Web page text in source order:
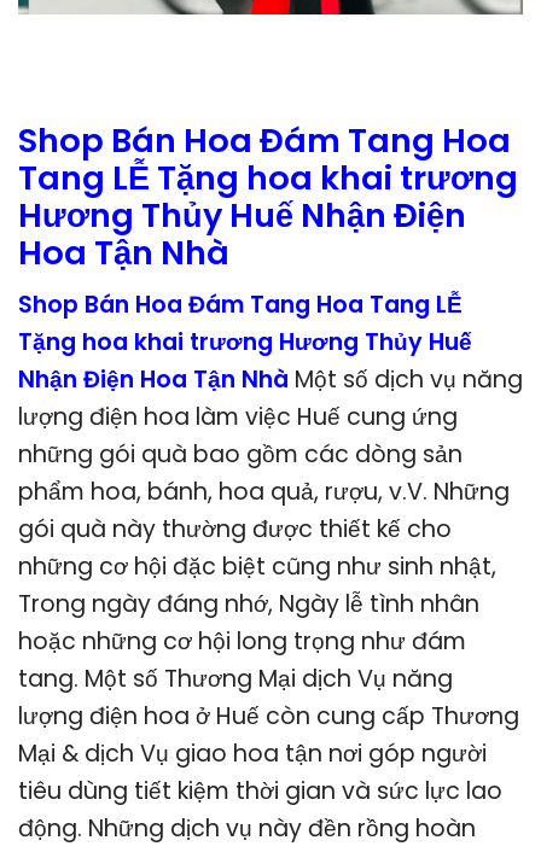
Shop Bán Hoa Đám Tang Hoa
Tang LỄ Tặng hoa khai trương
Hương Thủy Huế Nhận Điện
Hoa Tận Nhà
Shop Bán Hoa Đám Tang Hoa Tang LỄ
Tặng hoa khai trương Hương Thủy Huế
Nhận Điện Hoa Tận Nhà Một số dịch vụ năng
lượng điện hoa làm việc Huế cung ứng
những gói quà bao gồm các dòng sản
phẩm hoa, bánh, hoa quả, rượu, v.V. Những
gói quà này thường được thiết kế cho
những cơ hội đặc biệt cũng như sinh nhật,
Trong ngày đáng nhớ, Ngày lễ tình nhân
hoặc những cơ hội long trọng như đám
tang. Một số Thương Mại dịch Vụ năng
lượng điện hoa ở Huế còn cung cấp Thương
Mại & dịch Vụ giao hoa tận nơi góp người
tiêu dùng tiết kiệm thời gian và sức lực lao
động. Những dịch vụ này đền rồng hoàn